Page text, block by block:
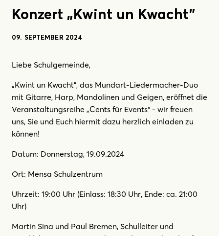
Konzert „Kwint un Kwacht"
09. SEPTEMBER 2024
Liebe Schulgemeinde,
„Kwint un Kwacht", das Mundart-Liedermacher-Duo
mit Gitarre, Harp, Mandolinen und Geigen, eröffnet die
Veranstaltungsreihe „Cents für Events“ - wir freuen
uns, Sie und Euch hiermit dazu herzlich einladen zu
können!
Datum: Donnerstag, 19.09.2024
Ort: Mensa Schulzentrum
Uhrzeit: 19:00 Uhr (Einlass: 18:30 Uhr, Ende: ca. 21:00
Uhr)
Martin Sina und Paul Bremen, Schulleiter und